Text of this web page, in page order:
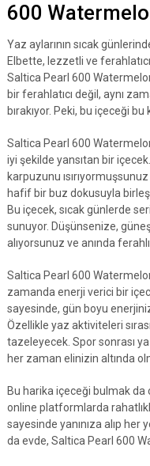
600
Yaz aylarının sıcak
Elbette, lezzetli ve
Saltica Pearl 600
bir ferahlatıcı değil, aynı
bırakıyor. Peki, bu içeceği
Saltica Pearl 600
iyi şekilde yansıtan bir
karpuzunu
hafif bir buz dokusuyla
Bu içecek, sıcak günlerde
sunuyor. Düşünsenize,
alıyorsunuz ve anında
Saltica Pearl 600
zamanda enerji verici bir
sayesinde, gün boyu
Özellikle yaz aktiviteleri
tazeleyecek. Spor sonrası
her zaman elinizin altında
Bu harika içeceği bulmak
online platformlarda
sayesinde yanınıza alıp
da evde, Saltica Pearl 600